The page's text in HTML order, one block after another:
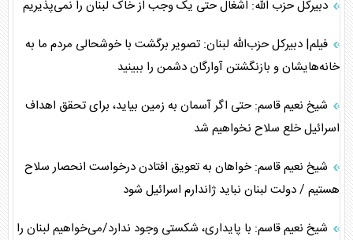
دبیرکل حزب الله: اشغال حتی یک وجب از خاک لبنان را نمی‌پذیریم
فیلم| دبیرکل حزب‌الله لبنان: تصویر برگشت با خوشحالی مردم ما به
خانه‌هایشان و بازنگشتن آوارگان دشمن را ببینید
شیخ نعیم قاسم: حتی اگر آسمان به زمین بیاید، برای تحقق اهداف
اسرائیل خلع سلاح نخواهیم شد
شیخ نعیم قاسم: خواهان به تعویق افتادن درخواست انحصار سلاح
هستیم / دولت لبنان نباید ژاندارم اسرائیل شود
شیخ نعیم قاسم: با پایداری، شکستی وجود ندارد/می‌خواهیم لبنان را